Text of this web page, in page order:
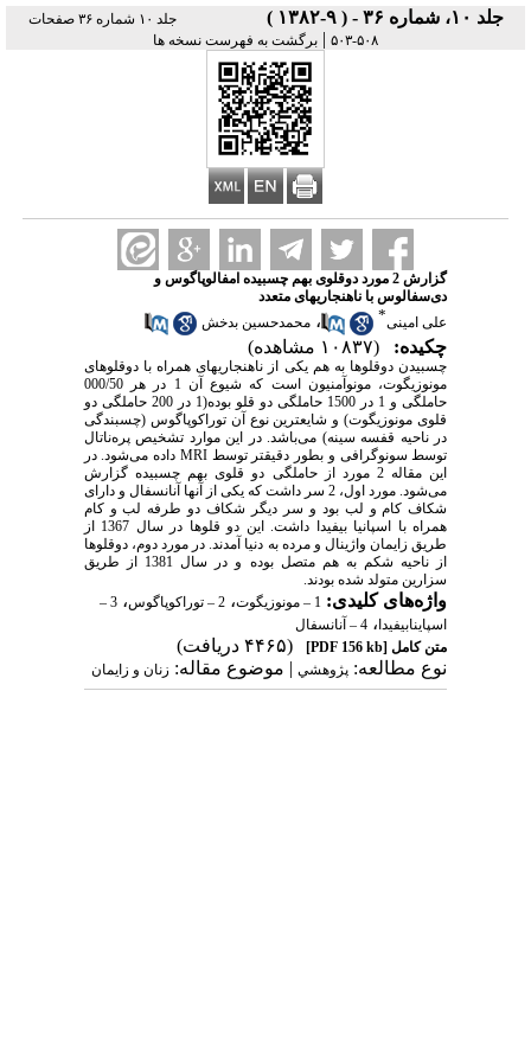
جلد ۱۰، شماره ۳۶ - ( ۹-۱۳۸۲ )
جلد ۱۰ شماره ۳۶ صفحات
۵۰۸-۵۰۳
| برگشت به فهرست نسخه ها
گزارش 2 مورد دوقلوی بهم چسبیده امفالوپاگوس و
دی‌سفالوس با ناهنجاریهای متعدد
علی‌ امینی* ، محمدحسین بدخش
چکیده: (۱۰۸۳۷ مشاهده)
چسبیدن دوقلوها به هم یکی از ناهنجاریهای همراه با دوقلوهای
مونوزیگوت، مونوآمنیون است که شیوع آن 1 در هر 000/50
حاملگی و 1 در 1500 حاملگی دو قلو بوده(1 در 200 حاملگی دو
قلوی مونوزیگوت) و شایعترین نوع آن توراکوپاگوس (چسبندگی
در ناحیه قفسه سینه) می‌باشد. در این موارد تشخیص پره‌ناتال
توسط سونوگرافی و بطور دقیقتر توسط MRI داده می‌شود. در
این مقاله 2 مورد از حاملگی دو قلوی بهم چسبیده گزارش
می‌شود. مورد اول، 2 سر داشت که یکی از آنها آنانسفال و دارای
شکاف کام و لب بود و سر دیگر شکاف دو طرفه لب و کام
همراه با اسپانیا بیفیدا داشت. این دو قلوها در سال 1367 از
طریق زایمان واژینال و مرده به دنیا آمدند. در مورد دوم، دوقلوها
از ناحیه شکم به هم متصل بوده و در سال 1381 از طریق
سزارین متولد شده بودند.
واژه‌های کلیدی: 1 – مونوزیگوت ، 2 – توراکوپاگوس ،
3 –
اسپاینابیفیدا، 4 – آنانسفال
متن کامل [PDF 156 kb]
(۴۴۶۵ دریافت)
نوع مطالعه: پژوهشي| موضوع مقاله: زنان و زایمان